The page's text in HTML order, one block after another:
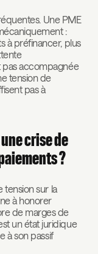
Une PME
:
à préfinancer, plus
pas accompagnée
tension de
pas à
crise de
?
tension sur la
à honorer
de marges de
un état juridique
à son passif